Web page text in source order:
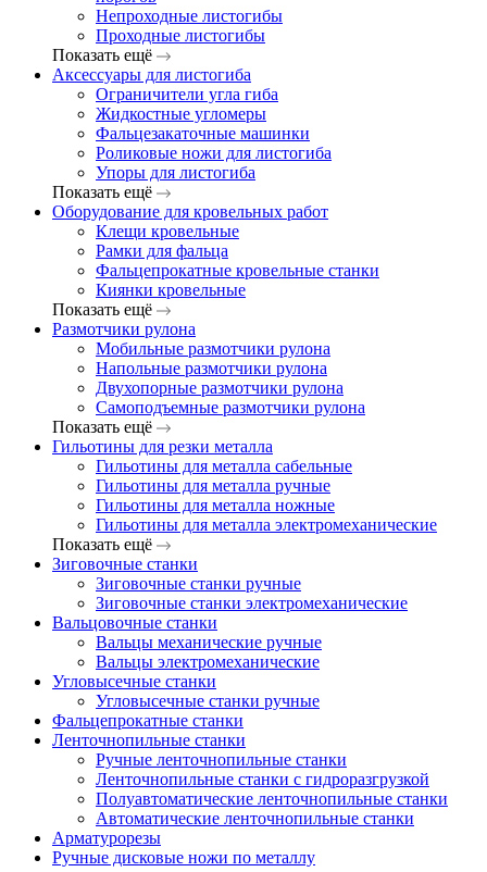
Непроходные листогибы
Проходные листогибы
Показать ещё
Аксессуары для листогиба
Ограничители угла гиба
Жидкостные угломеры
Фальцезакаточные машинки
Роликовые ножи для листогиба
Упоры для листогиба
Показать ещё
Оборудование для кровельных работ
Клещи кровельные
Рамки для фальца
Фальцепрокатные кровельные станки
Киянки кровельные
Показать ещё
Размотчики рулона
Мобильные размотчики рулона
Напольные размотчики рулона
Двухопорные размотчики рулона
Самоподъемные размотчики рулона
Показать ещё
Гильотины для резки металла
Гильотины для металла сабельные
Гильотины для металла ручные
Гильотины для металла ножные
Гильотины для металла электромеханические
Показать ещё
Зиговочные станки
Зиговочные станки ручные
Зиговочные станки электромеханические
Вальцовочные станки
Вальцы механические ручные
Вальцы электромеханические
Угловысечные станки
Угловысечные станки ручные
Фальцепрокатные станки
Ленточнопильные станки
Ручные ленточнопильные станки
Ленточнопильные станки с гидроразгрузкой
Полуавтоматические ленточнопильные станки
Автоматические ленточнопильные станки
Арматурорезы
Ручные дисковые ножи по металлу